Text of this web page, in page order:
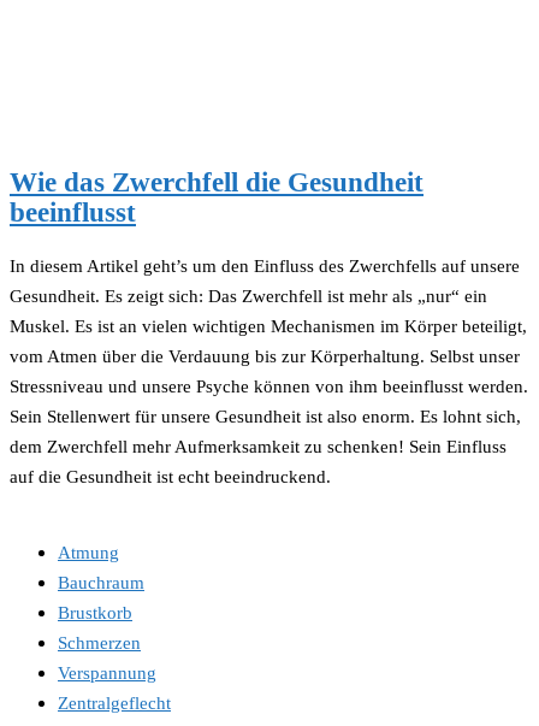
Wie das Zwerchfell die Gesundheit
beeinflusst
In diesem Artikel geht’s um den Einfluss des Zwerchfells auf unsere
Gesundheit. Es zeigt sich: Das Zwerchfell ist mehr als „nur“ ein
Muskel. Es ist an vielen wichtigen Mechanismen im Körper beteiligt,
vom Atmen über die Verdauung bis zur Körperhaltung. Selbst unser
Stressniveau und unsere Psyche können von ihm beeinflusst werden.
Sein Stellenwert für unsere Gesundheit ist also enorm. Es lohnt sich,
dem Zwerchfell mehr Aufmerksamkeit zu schenken! Sein Einfluss
auf die Gesundheit ist echt beeindruckend.
Atmung
Bauchraum
Brustkorb
Schmerzen
Verspannung
Zentralgeflecht